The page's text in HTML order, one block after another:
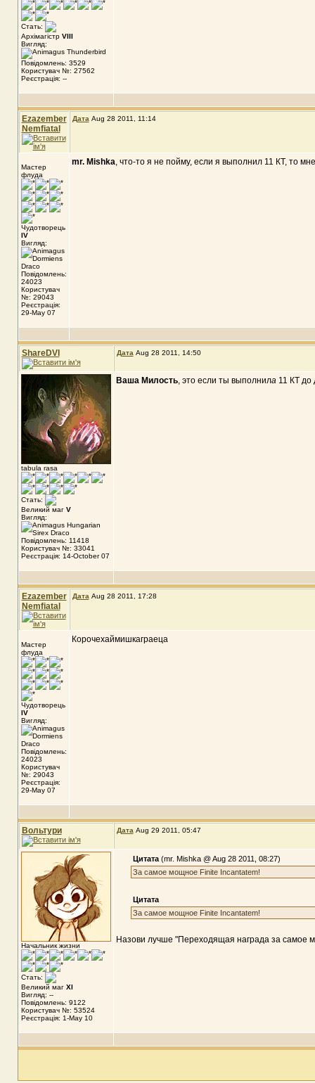
Стать:
Архімагістр VIII
Вигляд:
Повідомлень: 3529
Користувач №: 27562
Реєстрація: --
Ezazember
Nemfiatal
ДатаAug 28 2011, 11:14
Мастер
флуда
Чудотворець
IV
Вигляд:
Повідомлень:
24023
Користувач
№: 29043
Реєстрація:
29-May 07
mr. Mishka, что-то я не пойму, если я выполнил 11 КТ, то
ShareDVI ДатаAug 28 2011, 14:50
tabula rasa
Стать:
Великий маг V
Вигляд:
Повідомлень: 11418
Користувач №: 33041
Реєстрація: 14-October 07
Ваша Милость, это если ты выполнила11 КТ до
Ezazember
Nemfiatal
ДатаAug 28 2011, 17:28
Мастер
флуда
Чудотворець
IV
Вигляд:
Повідомлень:
24023
Користувач
№: 29043
Реєстрація:
29-May 07
Корочехаймишкаграеца
Вольтури ДатаAug 29 2011, 05:47
Начальник жизни
Стать:
Великий маг XI
Вигляд: --
Повідомлень: 9122
Користувач №: 53524
Реєстрація: 1-May 10
Цитата(mr. Mishka @ Aug 28 2011, 08:27)
За самое мощное Finite Incantatem!
Цитата
За самое мощное Finite Incantatem!
Назови лучше "Переходящая награда за самое